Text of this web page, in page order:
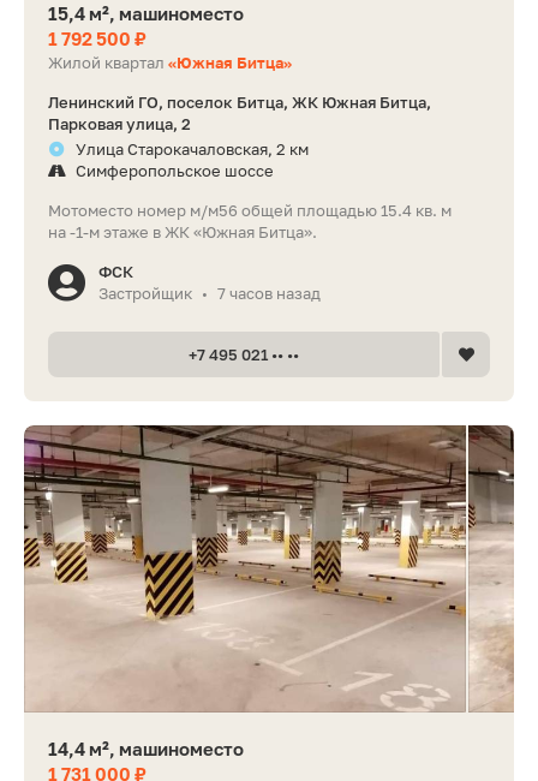
15,4 м², машиноместо
1 792 500 ₽
Жилой квартал «Южная Битца»
Ленинский ГО, поселок Битца, ЖК Южная Битца,
Парковая улица, 2
Улица Старокачаловская, 2 км
Симферопольское шоссе
Мотоместо номер м/м56 общей площадью 15.4 кв. м
на -1-м этаже в ЖК «Южная Битца».
ФСК
Застройщик • 7 часов назад
+7 495 021 •• ••
14,4 м², машиноместо
1 731 000 ₽